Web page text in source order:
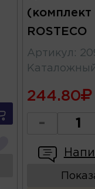
(комплект
ROSTECO
Артикул :
244.80
-